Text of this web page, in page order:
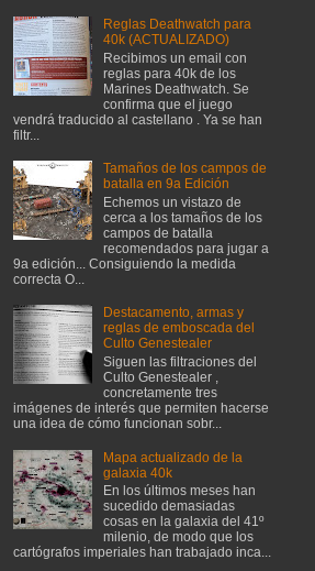
Reglas Deathwatch para
40k (ACTUALIZADO)
Recibimos un email con
reglas para 40k de los
Marines Deathwatch. Se
confirma que el juego
vendrá traducido al castellano . Ya se han
filtr...
Tamaños de los campos de
batalla en 9a Edición
Echemos un vistazo de
cerca a los tamaños de los
campos de batalla
recomendados para jugar a
9a edición... Consiguiendo la medida
correcta O...
Destacamento, armas y
reglas de emboscada del
Culto Genestealer
Siguen las filtraciones del
Culto Genestealer ,
concretamente tres
imágenes de interés que permiten hacerse
una idea de cómo funcionan sobr...
Mapa actualizado de la
galaxia 40k
En los últimos meses han
sucedido demasiadas
cosas en la galaxia del 41º
milenio, de modo que los
cartógrafos imperiales han trabajado inca...